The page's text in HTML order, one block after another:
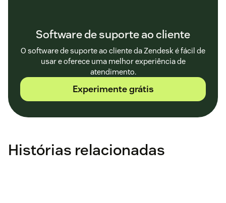
Software de suporte ao cliente
O software de suporte ao cliente da Zendesk é fácil de
usar e oferece uma melhor experiência de
atendimento.
Experimente grátis
Histórias relacionadas